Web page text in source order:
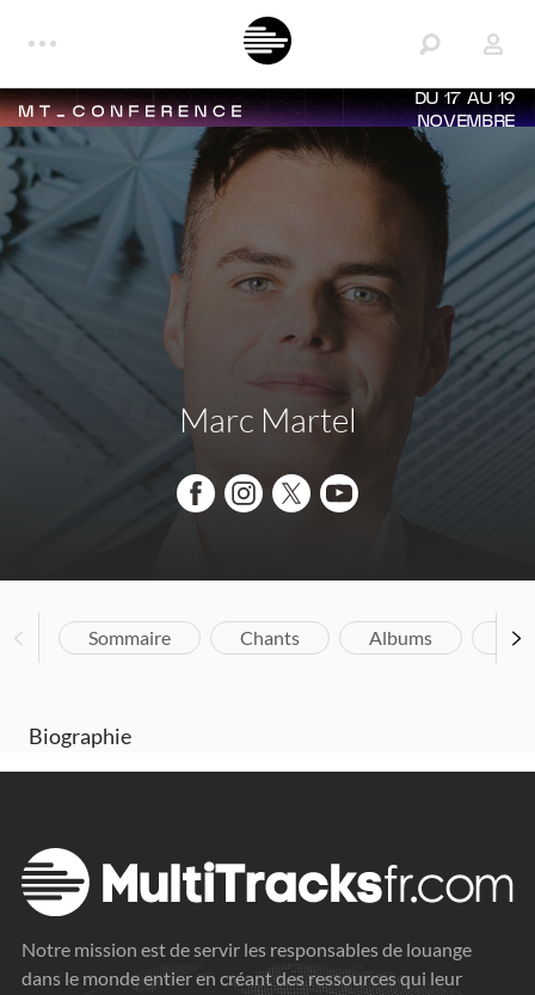
DU 17 AU 19
NOVEMBRE
Marc Martel
Sommaire Chants Albums
Biographie
Notre mission est de servir les responsables de louange
dans le monde entier en créant des ressources qui leur